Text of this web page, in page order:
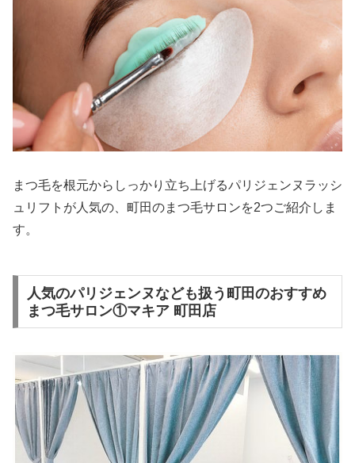
まつ毛を根元からしっかり立ち上げるパリジェンヌラッシ
ュリフトが人気の、町田のまつ毛サロンを2つご紹介しま
す。
人気のパリジェンヌなども扱う町田のおすすめ
まつ毛サロン①マキア 町田店